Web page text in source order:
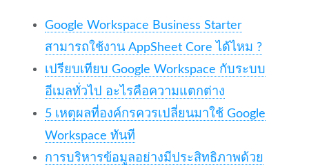
Google Workspace Business Starter
สามารถใช้งาน AppSheet Core ได้ไหม ?
เปรียบเทียบ Google Workspace กับระบบ
อีเมลทั่วไป อะไรคือความแตกต่าง
5 เหตุผลที่องค์กรควรเปลี่ยนมาใช้ Google
Workspace ทันที
การบริหารข้อมูลอย่างมีประสิทธิภาพด้วย